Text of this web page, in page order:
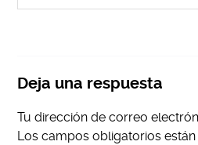
Deja una respuesta
Tu dirección de correo
Los campos obligatorios